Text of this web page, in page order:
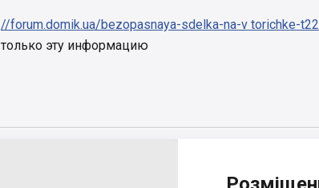
//forum.domik.ua/bezopasnaya-sdelka-na-v torichke-
только эту информацию